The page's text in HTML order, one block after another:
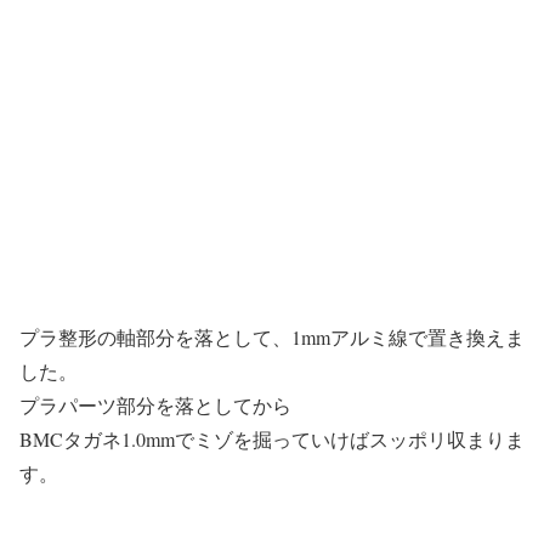
プラ整形の軸部分を落として、1mmアルミ線で置き換えま
した。
プラパーツ部分を落としてから
BMCタガネ1.0mmでミゾを掘っていけばスッポリ収まりま
す。